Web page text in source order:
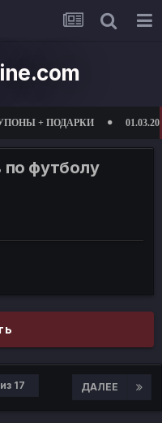
+ ПОДАРКИ
по футболу
ДАЛЕЕ
17